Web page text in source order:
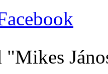
"Mikes